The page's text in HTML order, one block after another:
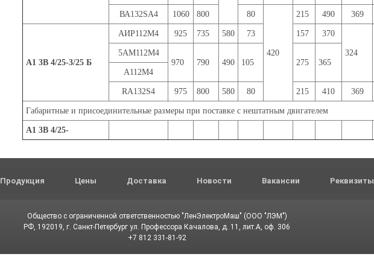
ВА132SA4 1060 800 80
420
215 490 369
А1 3В 4/25-3/25 Б
АИР112М4 925 735 580 73 157 370
324
5АМ112М4
970
790 490 105 275 365
А112М4
RA132S4 975 800 580 80 215 410 369
Габаритные и присоединительные размеры при поставке с нештатным двигателем
А1 3В 4/25-
Продукция Цены Доставка Новости Вакансии Реквизиты
Общество с ограниченной ответственностью "ЛенЭлектроМаш" (ООО "ЛЭМ")
РФ, 192019, г. Санкт-Петербург ул. Профессора Качалова, д. 11, лит.А, оф. 306
+7 812 331-81-92